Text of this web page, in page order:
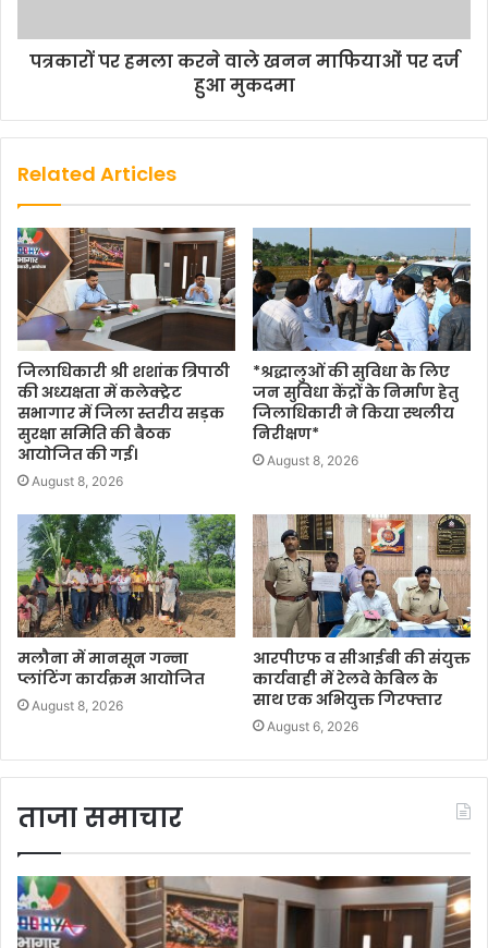
पत्रकारों पर हमला करने वाले खनन माफियाओं पर दर्ज
हुआ मुकदमा
Related Articles
जिलाधिकारी श्री शशांक त्रिपाठी
की अध्यक्षता में कलेक्ट्रेट
सभागार में जिला स्तरीय सड़क
सुरक्षा समिति की बैठक
आयोजित की गई।
August 8, 2026
*श्रद्धालुओं की सुविधा के लिए
जन सुविधा केंद्रों के निर्माण हेतु
जिलाधिकारी ने किया स्थलीय
निरीक्षण*
August 8, 2026
मलौना में मानसून गन्ना
प्लांटिंग कार्यक्रम आयोजित
August 8, 2026
आरपीएफ व सीआईबी की संयुक्त
कार्यवाही में रेलवे केबिल के
साथ एक अभियुक्त गिरफ्तार
August 6, 2026
ताजा समाचार